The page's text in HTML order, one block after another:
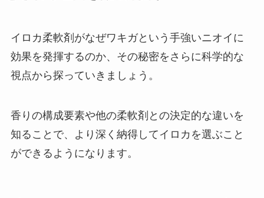
イロカ柔軟剤がなぜワキガという手強いニオイに
効果を発揮するのか、その秘密をさらに科学的な
視点から探っていきましょう。
香りの構成要素や他の柔軟剤との決定的な違いを
知ることで、より深く納得してイロカを選ぶこと
ができるようになります。